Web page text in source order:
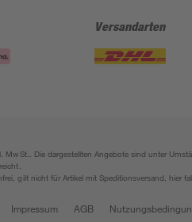
Versandarten
MwSt.. Die dargestellten Angebote sind unter
gilt nicht für Artikel mit Speditionsversand, hier
Impressum AGB